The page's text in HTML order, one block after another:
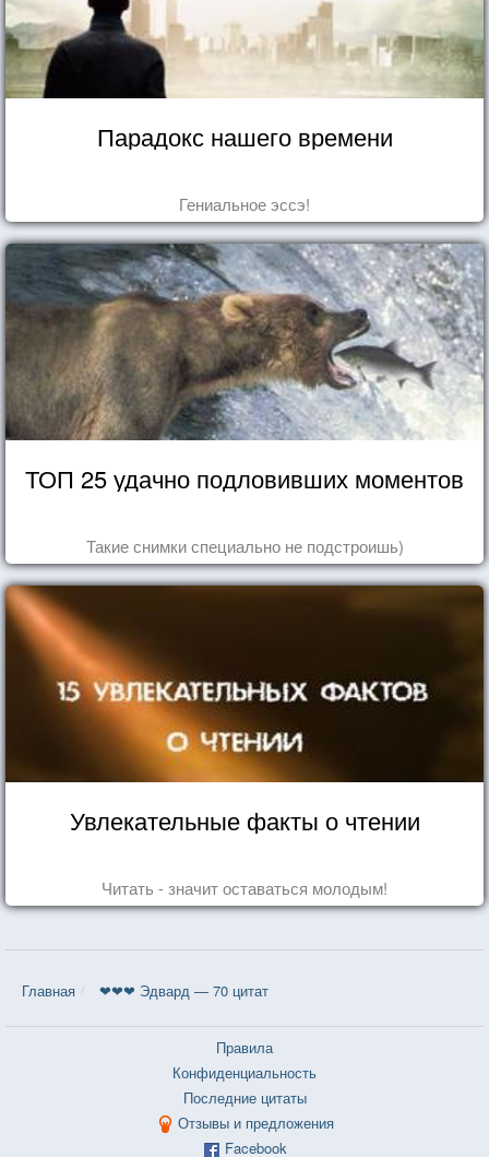
Парадокс нашего времени
Гениальное эссэ!
ТОП 25 удачно подловивших моментов
Такие снимки специально не подстроишь)
Увлекательные факты о чтении
Читать - значит оставаться молодым!
Главная ❤❤❤ Эдвард — 70 цитат
Правила
Конфиденциальность
Последние цитаты
Отзывы и предложения
Facebook